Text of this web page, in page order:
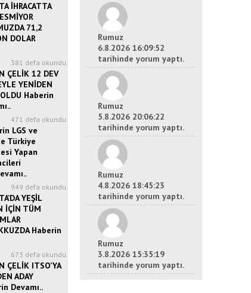
İHRACATTA
71,2
DOLAR
381 defa okundu.
ÇELİK 12 DEV
YENİDEN
Haberin
471 defa okundu.
LGS ve
Türkiye
Yapan
949 defa okundu.
YEŞİL
İÇİN TÜM
Haberin
673 defa okundu.
ÇELİK ITSO’YA
ADAY
Devamı..
Rumuz
6.8.2026 16:09:52
tarihinde yorum yaptı.
Rumuz
5.8.2026 20:06:22
tarihinde yorum yaptı.
Rumuz
4.8.2026 18:45:23
tarihinde yorum yaptı.
Rumuz
3.8.2026 15:35:19
tarihinde yorum yaptı.